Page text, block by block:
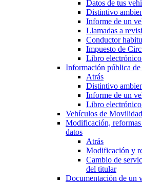
Datos de tus
Distintivo
Informe de un
Llamadas a
Conductor
Impuesto de
Libro
Información pública
Atrás
Distintivo
Informe de un
Libro
Vehículos de
Modificación,
datos
Atrás
Modificación y
Cambio de
del titular
Documentación de un